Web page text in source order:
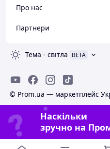
Про нас
Партнери
Тема - світла BETA
© Prom.ua — маркетплейс
Наскільки
зручно на